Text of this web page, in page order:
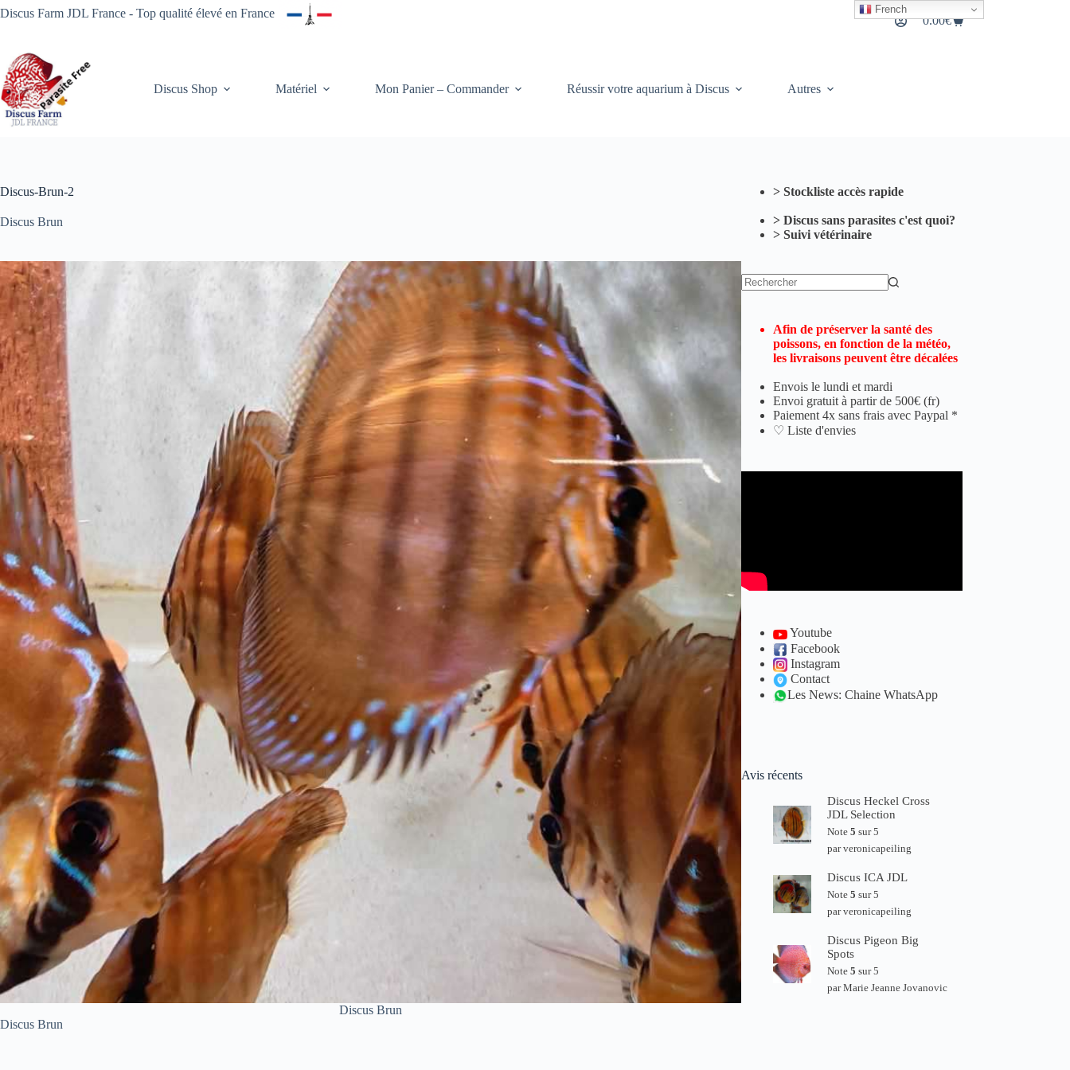
Passer
au
Discus Farm JDL France - Top qualité élevé en France
Panier
0.00€
Discus Shop Matériel Mon Panier – Commander Réussir votre aquarium à Discus Autres
Discus-Brun-2
Discus Brun
Discus Brun
Discus Brun
> Stockliste accès rapide
> Discus sans parasites c'est quoi?
> Suivi vétérinaire
Afin de préserver la santé des
poissons, en fonction de la météo,
les livraisons peuvent être décalées
Envois le lundi et mardi
Envoi gratuit à partir de 500€ (fr)
Paiement 4x sans frais avec Paypal *
♡ Liste d'envies
Youtube
Facebook
Instagram
Contact
Les News: Chaine WhatsApp
Avis récents
Discus Heckel Cross
JDL Selection
Note5 sur 5
par veronicapeiling
Discus ICA JDL
Note5 sur 5
par veronicapeiling
Discus Pigeon Big
Spots
Note5 sur 5
par Marie Jeanne Jovanovic
French